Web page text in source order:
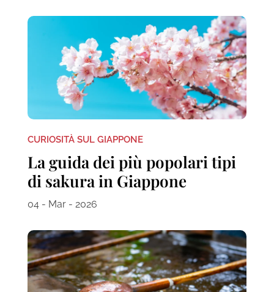
CURIOSITÀ SUL GIAPPONE
La guida dei più popolari tipi
di sakura in Giappone
04 - Mar - 2026